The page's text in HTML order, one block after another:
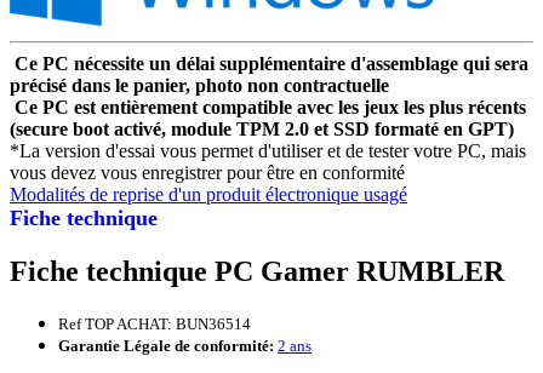
Fiche technique
Ce PC nécessite un délai supplémentaire d'assemblage qui sera
précisé dans le panier, photo non contractuelle
Ce PC est entièrement compatible avec les jeux les plus récents
(secure boot activé, module TPM 2.0 et SSD formaté en GPT)
*La version d'essai vous permet d'utiliser et de tester votre PC, mais
vous devez vous enregistrer pour être en conformité
Modalités de reprise d'un produit électronique usagé
Fiche technique PC Gamer RUMBLER
Ref TOP ACHAT: BUN36514
Garantie Légale de conformité: 2 ans